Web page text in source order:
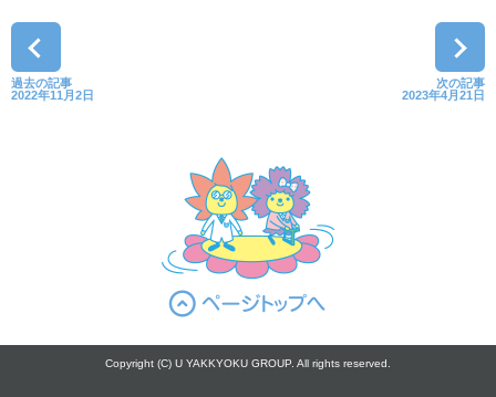
過去の記事
2022年11月2日
次の記事
2023年4月21日
Copyright (C) U YAKKYOKU GROUP. All rights reserved.